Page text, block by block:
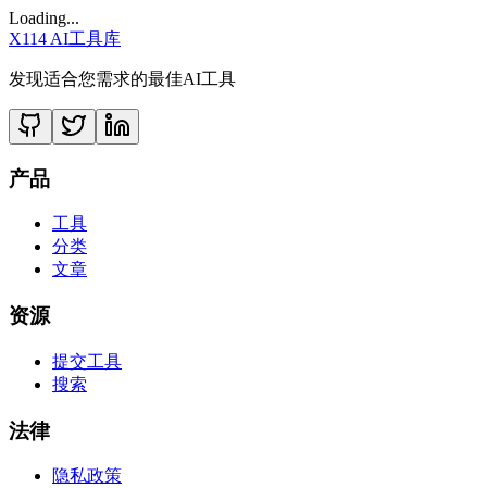
Loading...
X114 AI工具库
发现适合您需求的最佳AI工具
产品
工具
分类
文章
资源
提交工具
搜索
法律
隐私政策